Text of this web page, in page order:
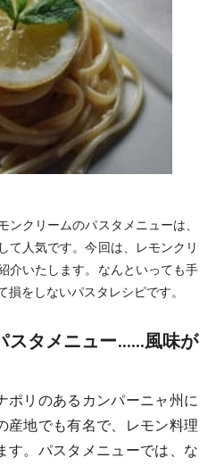
ンクリームのパスタメニューは、
て人気です。今回は、レモンクリ
介いたします。なんといっても手
損をしないパスタレシピです。
スタメニュー……風味が
ポリのあるカンパーニャ州に
産地でも有名で、レモン料理
す。パスタメニューでは、な